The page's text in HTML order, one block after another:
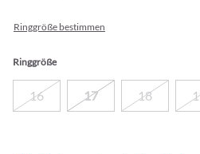
Ringgröße bestimmen
Ringgröße
16 17 18